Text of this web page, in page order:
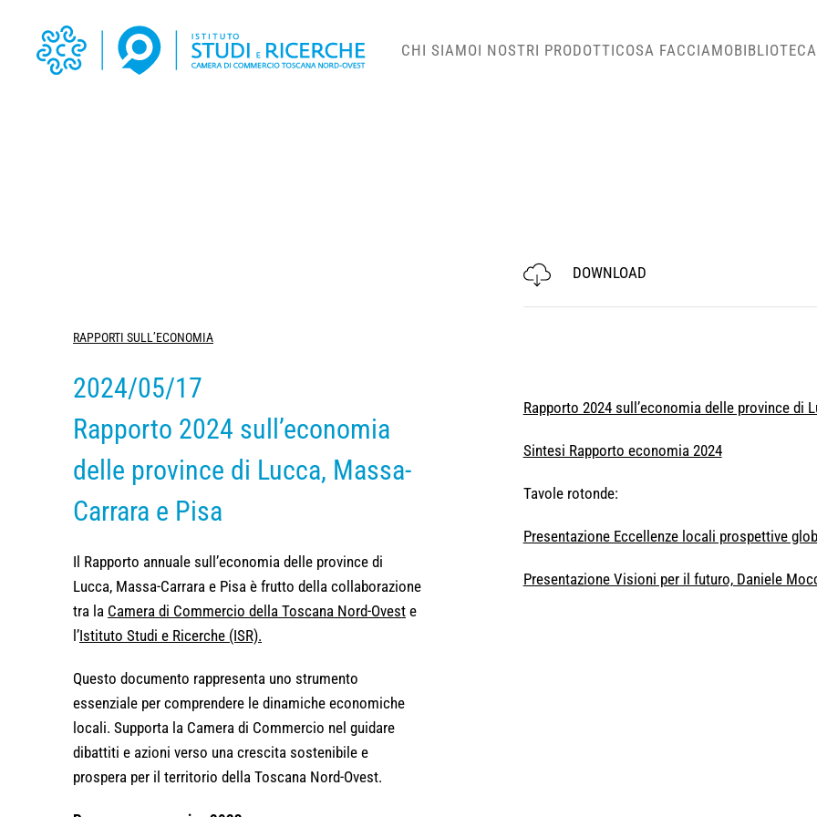
CHI SIAMOI NOSTRI PRODOTTICOSA FACCIAMOBIBLIOTECA
RAPPORTI SULL’ECONOMIA
2024/05/17
Rapporto 2024 sull’economia
delle province di Lucca, Massa-
Carrara e Pisa
Il Rapporto annuale sull’economia delle province di
Lucca, Massa-Carrara e Pisa è frutto della collaborazione
tra la Camera di Commercio della Toscana Nord-Ovest e
l’Istituto Studi e Ricerche (ISR).
Questo documento rappresenta uno strumento
essenziale per comprendere le dinamiche economiche
locali. Supporta la Camera di Commercio nel guidare
dibattiti e azioni verso una crescita sostenibile e
prospera per il territorio della Toscana Nord-Ovest.
DOWNLOAD
Rapporto 2024 sull’economia delle province di
Sintesi Rapporto economia 2024
Tavole rotonde:
Presentazione Eccellenze locali prospettive
Presentazione Visioni per il futuro, Daniele